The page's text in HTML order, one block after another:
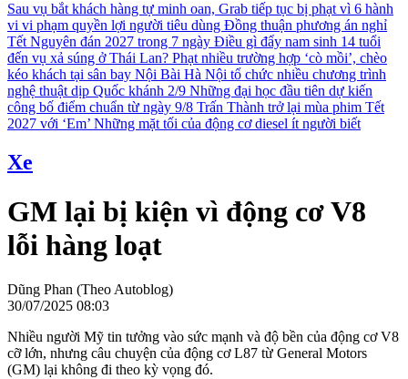
Sau vụ bắt khách hàng tự minh oan, Grab tiếp tục bị phạt vì 6 hành
vi vi phạm quyền lợi người tiêu dùng Đồng thuận phương án nghỉ
Tết Nguyên đán 2027 trong 7 ngày Điều gì đẩy nam sinh 14 tuổi
đến vụ xả súng ở Thái Lan? Phạt nhiều trường hợp ‘cò mồi’, chèo
kéo khách tại sân bay Nội Bài Hà Nội tổ chức nhiều chương trình
nghệ thuật dịp Quốc khánh 2/9 Những đại học đầu tiên dự kiến
công bố điểm chuẩn từ ngày 9/8 Trấn Thành trở lại mùa phim Tết
2027 với ‘Em’ Những mặt tối của động cơ diesel ít người biết
Xe
GM lại bị kiện vì động cơ V8
lỗi hàng loạt
Dũng Phan (Theo Autoblog)
30/07/2025 08:03
Nhiều người Mỹ tin tưởng vào sức mạnh và độ bền của động cơ V8
cỡ lớn, nhưng câu chuyện của động cơ L87 từ General Motors
(GM) lại không đi theo kỳ vọng đó.